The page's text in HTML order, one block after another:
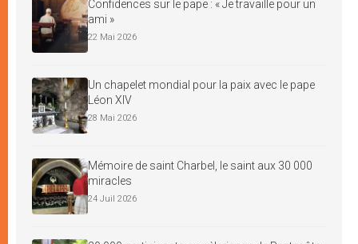
Confidences sur le pape : « Je travaille pour un
ami »
22 Mai 2026
Un chapelet mondial pour la paix avec le pape
Léon XIV
28 Mai 2026
Mémoire de saint Charbel, le saint aux 30 000
miracles
24 Juil 2026